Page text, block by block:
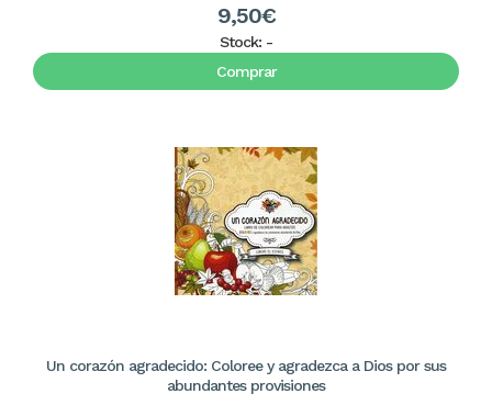
9,50€
Stock: -
Comprar
Un corazón agradecido: Coloree y agradezca a Dios por sus
abundantes provisiones